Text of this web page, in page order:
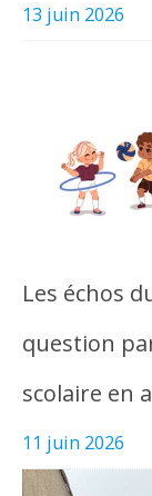
13 juin 2026
Les échos
question
scolaire en
11 juin 2026